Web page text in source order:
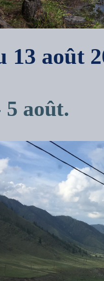
13 août
août.